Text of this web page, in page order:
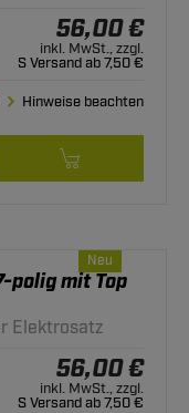
56,00 €
inkl. MwSt., zzgl.
S Versand ab 7,50 €
Hinweise beachten
Neu
polig mit Top
Elektrosatz
56,00 €
inkl. MwSt., zzgl.
S Versand ab 7,50 €